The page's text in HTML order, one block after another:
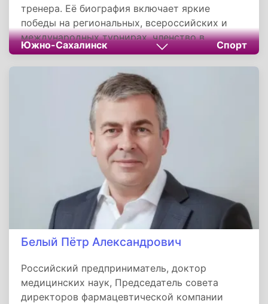
тренера. Её биография включает яркие
победы на региональных, всероссийских и
международных турнирах, членство в
сборной Сахалинской области, а также
обладание чёрным поясом и 2-м даном по
тхэквондо WT. Тренирует новое поколение
тхэквондистов в родном клубе «Торнадо»,
продолжая вносить вклад в развитие спорта и
укрепление межнациональных отношений на
Южно-Сахалинск Спорт
Белый Пётр Александрович
Российский предприниматель, доктор
медицинских наук, Председатель совета
директоров фармацевтической компании